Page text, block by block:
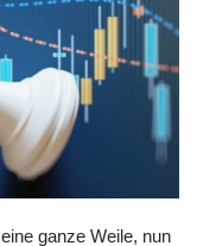
ganze Weile, nun